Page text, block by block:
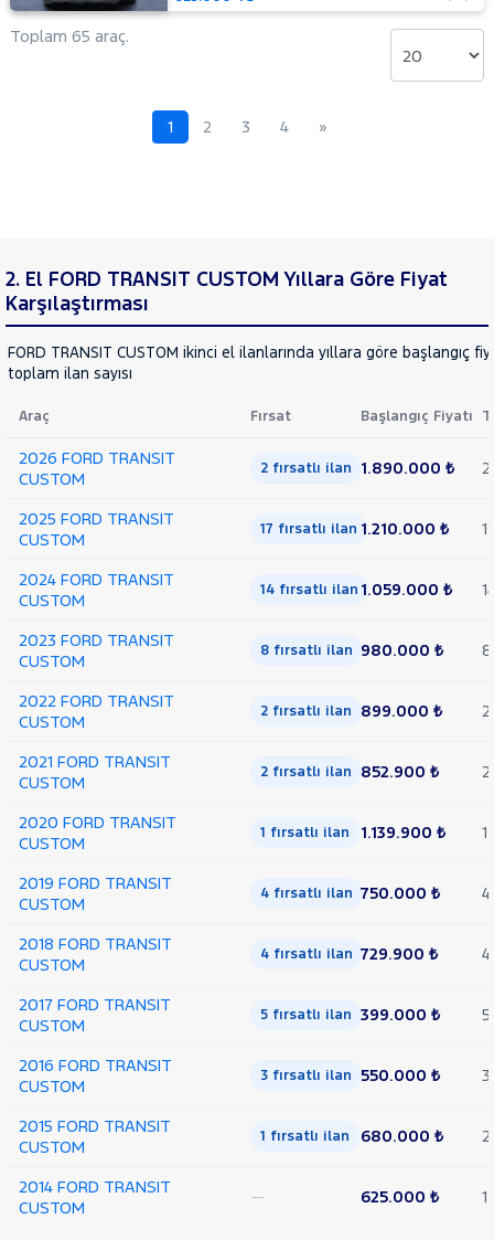
TOYOTA
Toplam 65 araç.
1 2 3 4 »
2. El FORD TRANSIT CUSTOM Yıllara Göre Fiyat
Karşılaştırması
FORD TRANSIT CUSTOM ikinci el ilanlarında yıllara göre başlangıç
toplam ilan sayısı
Araç Fırsat Başlangıç Fiyatı
2026 FORD TRANSIT
CUSTOM
2 fırsatlı ilan 1.890.000 ₺ 2
2025 FORD TRANSIT
CUSTOM
17 fırsatlı ilan 1.210.000 ₺
2024 FORD TRANSIT
CUSTOM
14 fırsatlı ilan 1.059.000 ₺
2023 FORD TRANSIT
CUSTOM
8 fırsatlı ilan 980.000 ₺ 8
2022 FORD TRANSIT
CUSTOM
2 fırsatlı ilan 899.000 ₺ 2
2021 FORD TRANSIT
CUSTOM
2 fırsatlı ilan 852.900 ₺ 2
2020 FORD TRANSIT
CUSTOM
1 fırsatlı ilan 1.139.900 ₺ 1
2019 FORD TRANSIT
CUSTOM
4 fırsatlı ilan 750.000 ₺ 4
2018 FORD TRANSIT
CUSTOM
4 fırsatlı ilan 729.900 ₺ 4
2017 FORD TRANSIT
CUSTOM
5 fırsatlı ilan 399.000 ₺ 5
2016 FORD TRANSIT
CUSTOM
3 fırsatlı ilan 550.000 ₺ 3
2015 FORD TRANSIT
CUSTOM
1 fırsatlı ilan 680.000 ₺ 2
2014 FORD TRANSIT
CUSTOM
— 625.000 ₺ 1